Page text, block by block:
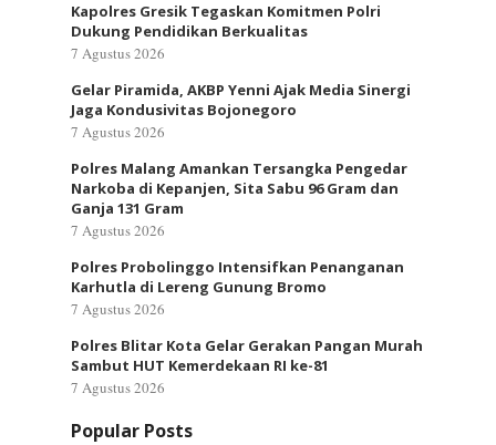
Kapolres Gresik Tegaskan Komitmen Polri
Dukung Pendidikan Berkualitas
7 Agustus 2026
Gelar Piramida, AKBP Yenni Ajak Media Sinergi
Jaga Kondusivitas Bojonegoro
7 Agustus 2026
Polres Malang Amankan Tersangka Pengedar
Narkoba di Kepanjen, Sita Sabu 96 Gram dan
Ganja 131 Gram
7 Agustus 2026
Polres Probolinggo Intensifkan Penanganan
Karhutla di Lereng Gunung Bromo
7 Agustus 2026
Polres Blitar Kota Gelar Gerakan Pangan Murah
Sambut HUT Kemerdekaan RI ke-81
7 Agustus 2026
Popular Posts